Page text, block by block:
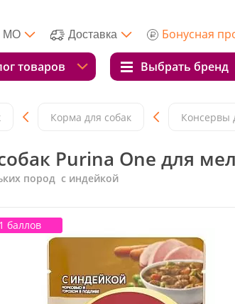
МО Доставка Бонусная
товаров Выбрать бренд
Корма для собак Консервы
Purina One для
пород с индейкой
баллов
баллов